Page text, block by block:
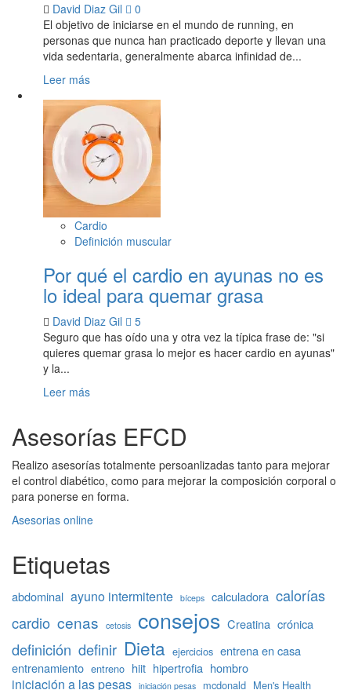
David Diaz Gil
0
El objetivo de iniciarse en el mundo de running, en
personas que nunca han practicado deporte y llevan una
vida sedentaria, generalmente abarca infinidad de...
Leer más
Cardio
Definición muscular
Por qué el cardio en ayunas no es
lo ideal para quemar grasa
David Diaz Gil
5
Seguro que has oído una y otra vez la típica frase de: "si
quieres quemar grasa lo mejor es hacer cardio en ayunas"
y la...
Leer más
Asesorías EFCD
Realizo asesorías totalmente persoanlizadas tanto para mejorar
el control diabético, como para mejorar la composición corporal o
para ponerse en forma.
Asesorias online
Etiquetas
abdominal ayuno intermitente bíceps calculadora calorías
cardio cenas cetosis consejos Creatina crónica
definición definir Dieta ejercicios entrena en casa
entrenamiento entreno hiit hipertrofia hombro
iniciación a las pesas iniciación pesas mcdonald Men's Health